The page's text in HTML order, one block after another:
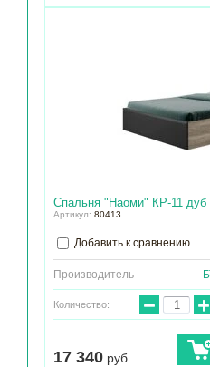
Спальня "Наоми" КР-11 дуб
Артикул: 80413
Добавить к сравнению
Производитель
Количество: − +
17 340 руб.